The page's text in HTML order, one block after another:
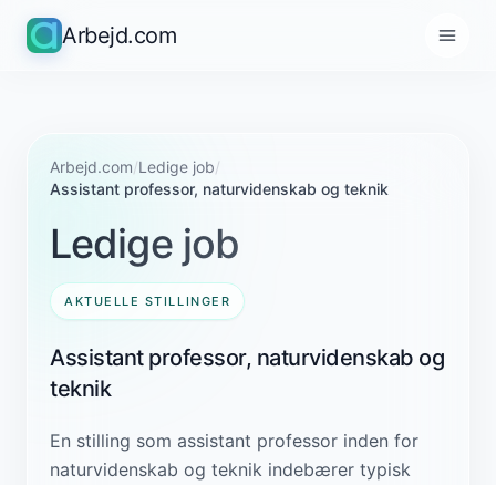
Arbejd.com
Arbejd.com/Ledige job/
Assistant professor, naturvidenskab og teknik
Ledige job
AKTUELLE STILLINGER
Assistant professor, naturvidenskab og
teknik
En stilling som assistant professor inden for
naturvidenskab og teknik indebærer typisk